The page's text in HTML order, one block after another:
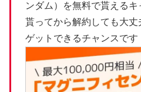
ンダム）を無料で貰えるキ
貰ってから解約しても大
ゲットできるチャンスです